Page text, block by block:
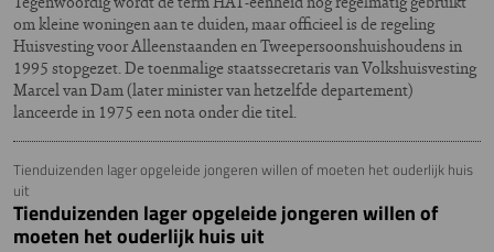
om kleine woningen aan te duiden, maar officieel is de regeling
Huisvesting voor Alleenstaanden en Tweepersoonshuishoudens in
1995 stopgezet. De toenmalige staatssecretaris van Volkshuisvesting
Marcel van Dam (later minister van hetzelfde departement)
lanceerde in 1975 een nota onder die titel.
Tienduizenden lager opgeleide jongeren willen of moeten het ouderlijk huis
uit
Tienduizenden lager opgeleide jongeren willen of
moeten het ouderlijk huis uit